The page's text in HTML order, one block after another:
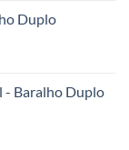
Duplo
- Baralho Duplo